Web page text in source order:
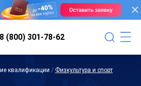
8 (800) 301-78-62
квалификации / Физкультура и спорт